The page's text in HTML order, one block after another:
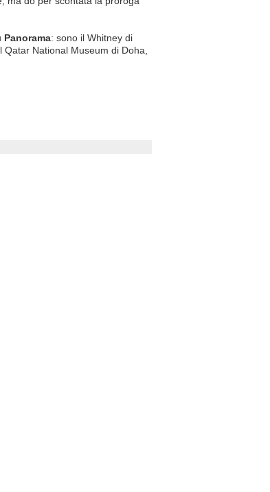
Panorama: sono il Whitney di
National Museum di Doha,